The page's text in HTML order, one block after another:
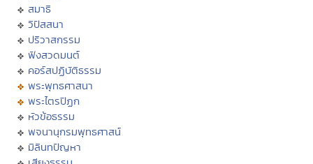
สมาธิ
วิปัสสนา
ปริวาสกรรม
ฟังสวดมนต์
คอร์สปฏิบัติธรรม
พระพุทธศาสนา
พระไตรปิฏก
หัวข้อธรรม
พจนานุกรมพุทธศาสน์
มิลินทปัญหา